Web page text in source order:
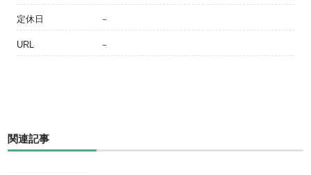
定休日 －
URL －
関連記事